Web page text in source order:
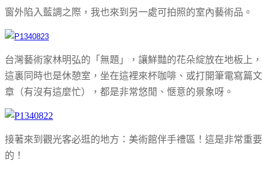
窗外陷入藍調之際，我也來到另一處可拍照的室內藝術品。
台灣藝術家林明弘的「無題」，讓鮮豔的花朵綻放在地板上，
這裏同時也是休憩室，坐在這裡來杯咖啡、或打開筆電寫篇文
章（有沒有這麼忙），都是非常悠閒、愜意的景象呀。
接著來到觀光客必逛的地方：美術館伴手禮區！這是非常重要
的！